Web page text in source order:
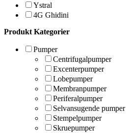
Ystral
4G Ghidini
Produkt Kategorier
Pumper
Centrifugalpumper
Excenterpumper
Lobepumper
Membranpumper
Periferalpumper
Selvansugende pumper
Stempelpumper
Skruepumper